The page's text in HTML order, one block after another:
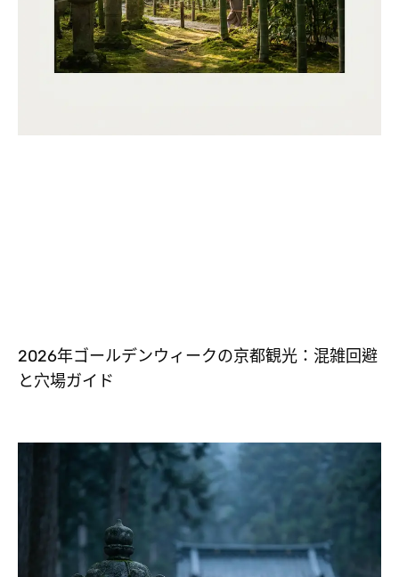
2026年ゴールデンウィークの京都観光：混雑回避
と穴場ガイド